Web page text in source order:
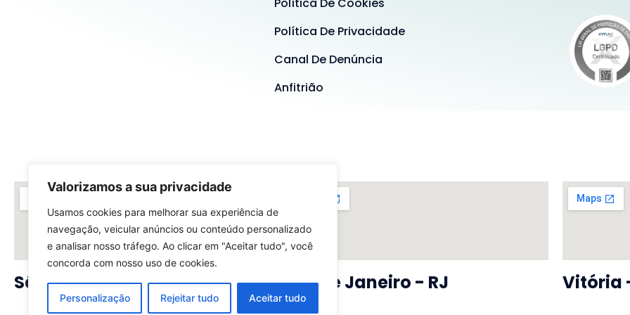
Valorizamos a sua privacidade
Usamos cookies para melhorar sua experiência de
navegação, veicular anúncios ou conteúdo personalizado
e analisar nosso tráfego. Ao clicar em "Aceitar tudo", você
concorda com nosso uso de cookies.
Personalização Rejeitar tudo Aceitar tudo
Política De Privacidade
Canal De Denúncia
Anfitrião
São Paulo - SP Rio De Janeiro - RJ Vitória